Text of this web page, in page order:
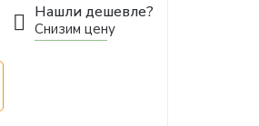
Нашли дешевле?
Снизим цену